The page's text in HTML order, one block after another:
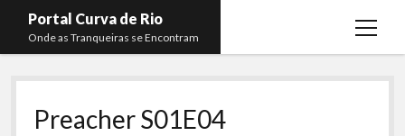
Portal Curva de Rio
Onde as Tranqueiras se Encontram
open
Podcasts open
Curva de Rio
Membros open
Preacher S01E04